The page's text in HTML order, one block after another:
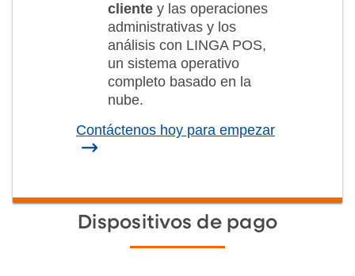
cliente y las operaciones
administrativas y los
análisis con LINGA POS,
un sistema operativo
completo basado en la
nube.
Contáctenos hoy para empezar
Dispositivos de pago